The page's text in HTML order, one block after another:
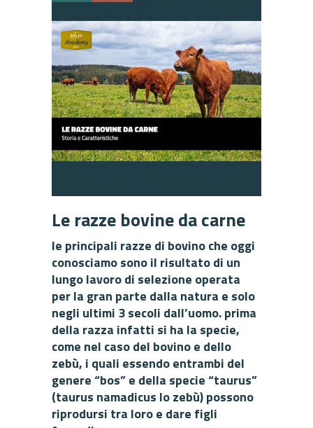
Le razze bovine da carne
le principali razze di bovino che oggi
conosciamo sono il risultato di un
lungo lavoro di selezione operata
per la gran parte dalla natura e solo
negli ultimi 3 secoli dall’uomo. prima
della razza infatti si ha la specie,
come nel caso del bovino e dello
zebù, i quali essendo entrambi del
genere “bos” e della specie “taurus”
(taurus namadicus lo zebù) possono
riprodursi tra loro e dare figli